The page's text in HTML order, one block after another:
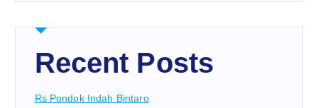
Recent Posts
Rs Pondok Indah Bintaro